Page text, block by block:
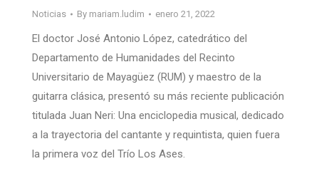
Noticias By mariam.ludim enero 21, 2022
El doctor José Antonio López, catedrático del
Departamento de Humanidades del Recinto
Universitario de Mayagüez (RUM) y maestro de la
guitarra clásica, presentó su más reciente publicación
titulada Juan Neri: Una enciclopedia musical, dedicado
a la trayectoria del cantante y requintista, quien fuera
la primera voz del Trío Los Ases.